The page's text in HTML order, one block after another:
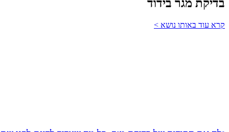
בדיקת מגר בידוד
קרא עוד באותו נושא >